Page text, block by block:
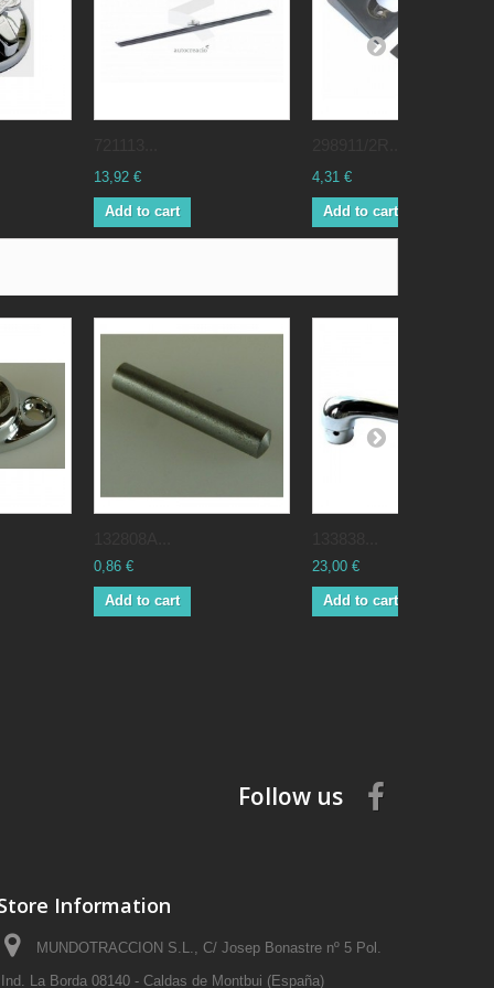
13,92 €
Add to cart
4,31 €
Add to cart
0,86 €
Add to cart
23,00 €
Add to cart
Follow us
Information
MUNDOTRACCION S.L., C/ Josep Bonastre nº 5 Pol.
Ind. La Borda 08140 - Caldas de Montbui (España)